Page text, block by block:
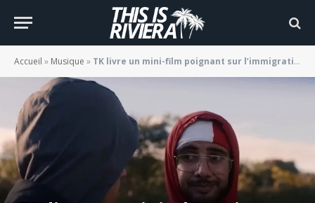
Accueil » Musique » TK livre un mini-film poignant sur l’immigration clandestine